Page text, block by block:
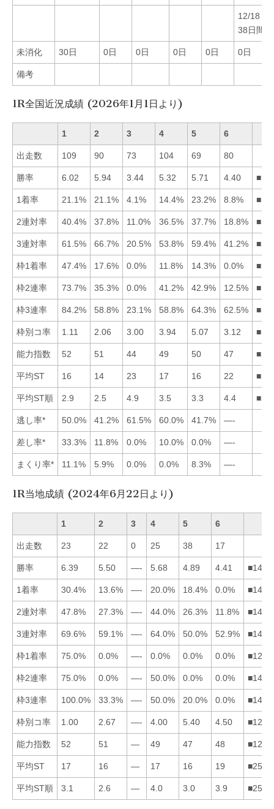
12/18Ｆ
38日間
未消化 30日 0日 0日 0日 0日 0日
備考
1R全国近況成績 (2026年1月1日より)
1 2 3 4 5 6
出走数 109 90 73 104 69 80
勝率 6.02 5.94 3.44 5.32 5.71 4.40
1着率 21.1% 21.1% 4.1% 14.4% 23.2% 8.8%
2連対率 40.4% 37.8% 11.0% 36.5% 37.7% 18.8%
3連対率 61.5% 66.7% 20.5% 53.8% 59.4% 41.2%
枠1着率 47.4% 17.6% 0.0% 11.8% 14.3% 0.0%
枠2連率 73.7% 35.3% 0.0% 41.2% 42.9% 12.5%
枠3連率 84.2% 58.8% 23.1% 58.8% 64.3% 62.5%
枠別コ率 1.11 2.06 3.00 3.94 5.07 3.12
能力指数 52 51 44 49 50 47
平均ST 16 14 23 17 16 22
平均ST順 2.9 2.5 4.9 3.5 3.3 4.4
逃し率* 50.0% 41.2% 61.5% 60.0% 41.7% —-
差し率* 33.3% 11.8% 0.0% 10.0% 0.0% —-
まくり率* 11.1% 5.9% 0.0% 0.0% 8.3% —-
1R当地成績 (2024年6月22日より)
1 2 3 4 5 6
出走数 23 22 0 25 38 17
勝率 6.39 5.50 —- 5.68 4.89 4.41
1着率 30.4% 13.6% —- 20.0% 18.4% 0.0%
2連対率 47.8% 27.3% —- 44.0% 26.3% 11.8%
3連対率 69.6% 59.1% —- 64.0% 50.0% 52.9%
枠1着率 75.0% 0.0% —- 0.0% 0.0% 0.0%
枠2連率 75.0% 0.0% —- 50.0% 0.0% 0.0%
枠3連率 100.0% 33.3% —- 50.0% 20.0% 0.0%
枠別コ率 1.00 2.67 —- 4.00 5.40 4.50
能力指数 52 51 — 49 47 48
平均ST 17 16 — 17 16 19
平均ST順 3.1 2.6 — 4.0 3.0 3.9